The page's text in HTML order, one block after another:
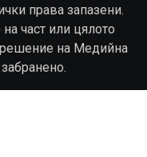
права запазени.
част или цялото
на Медийна